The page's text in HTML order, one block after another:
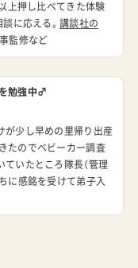
上押し比べてきた体験
に応える。講談社の
監修など
勉強中♂
が少し早めの里帰り出産
たのでベビーカー調査
ていたところ隊長（管理
に感銘を受けて弟子入